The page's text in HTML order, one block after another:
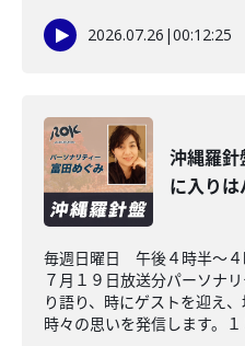
2026.07.26 |00:12:25
沖縄羅
に入り
毎週日曜日 午後４時半～
７月１９日放送分パーソナ
り語り、時にゲストを迎え
時々の思いを発信します。